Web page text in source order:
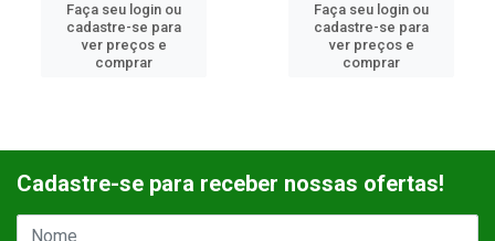
Faça seu login ou
cadastre-se para
ver preços e
comprar
Faça seu login ou
cadastre-se para
ver preços e
comprar
Cadastre-se para receber nossas ofertas!